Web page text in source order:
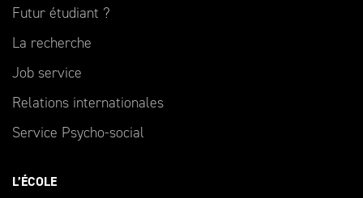
Futur étudiant ?
La recherche
Job service
Relations internationales
Service Psycho-social
L’ÉCOLE